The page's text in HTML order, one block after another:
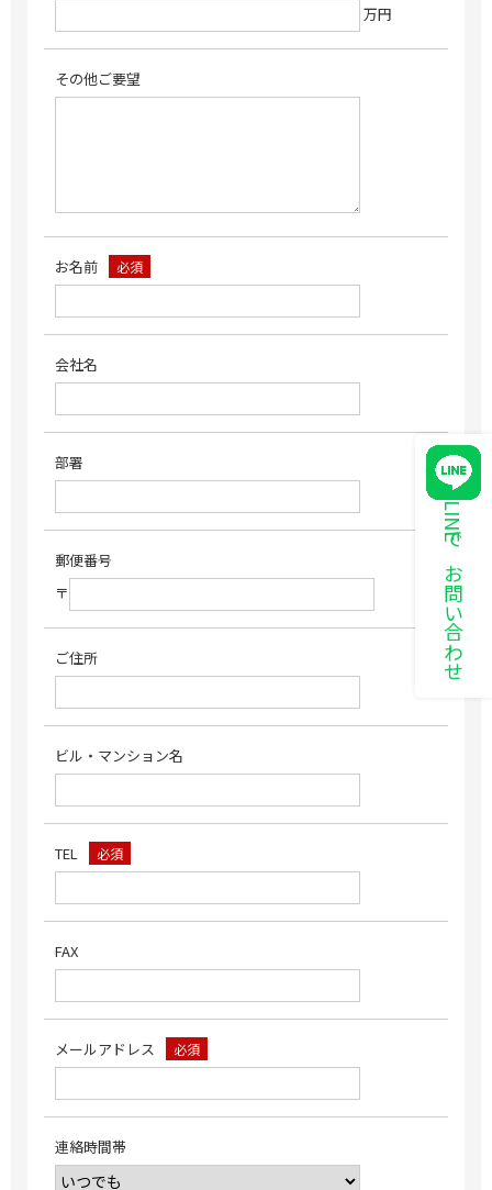
LINEでお問い合わせ
万円
その他ご要望
お名前 必須
会社名
部署
郵便番号
〒
ご住所
ビル・マンション名
TEL 必須
FAX
メールアドレス 必須
連絡時間帯